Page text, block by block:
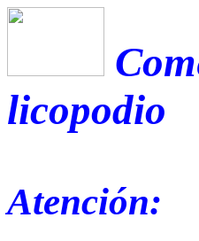
licopodio
Atención: